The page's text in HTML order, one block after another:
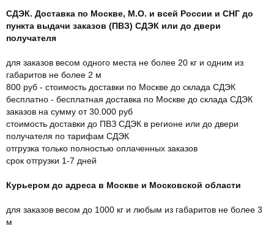
СДЭК. Доставка по Москве, М.О. и всей России и СНГ до
пункта выдачи заказов (ПВЗ) СДЭК или до двери
получателя
для заказов весом одного места не более 20 кг и одним из
габаритов не более 2 м
800 руб - стоимость доставки по Москве до склада СДЭК
бесплатно - бесплатная доставка по Москве до склада СДЭК
заказов на сумму от 30.000 руб
стоимость доставки до ПВЗ СДЭК в регионе или до двери
получателя по тарифам СДЭК
отгрузка только полностью оплаченных заказов
срок отгрузки 1-7 дней
Курьером до адреса в Москве и Московской области
для заказов весом до 1000 кг и любым из габаритов не более 3
м